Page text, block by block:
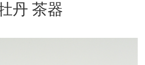
丹 茶器